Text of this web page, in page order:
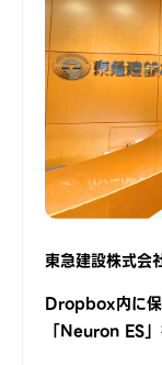
東急建設株式会
Dropbox内に保
「Neuron ES